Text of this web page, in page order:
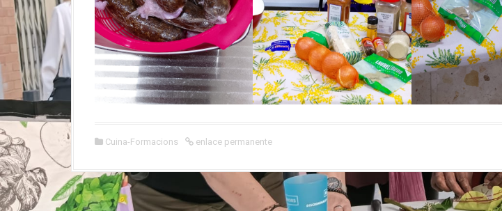
Cuina-Formacions enlace permanente